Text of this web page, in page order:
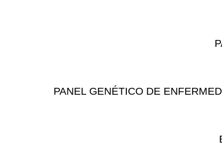
PANEL GENÉTICO DE